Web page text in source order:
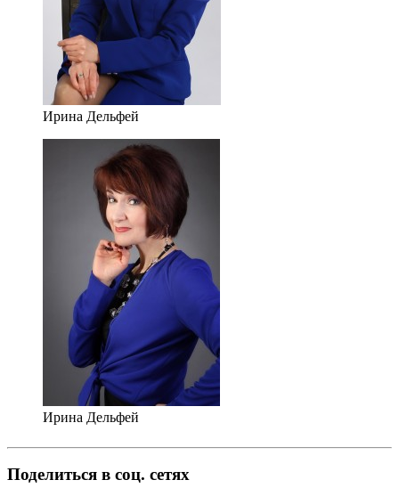
Ирина Дельфей
Ирина Дельфей
Поделиться в соц. сетях